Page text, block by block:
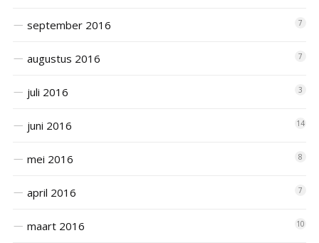
september 2016 7
augustus 2016 7
juli 2016 3
juni 2016 14
mei 2016 8
april 2016 7
maart 2016 10